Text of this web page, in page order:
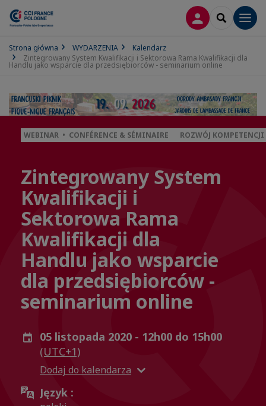
LOGOWANIE
SEARCH
Strona główna WYDARZENIA
Kalendarz
Zintegrowany System Kwalifikacji i Sektorowa Rama Kwalifikacji dla
Handlu jako wsparcie dla przedsiębiorców - seminarium online
WEBINAR • CONFÉRENCE & SÉMINAIRE ROZWÓJ KOMPETENCJI
Zintegrowany System
Kwalifikacji i
Sektorowa Rama
Kwalifikacji dla
Handlu jako wsparcie
dla przedsiębiorców -
seminarium online
05 listopada 2020 - 12h00 do 15h00
(UTC+1)
Dodaj do kalendarza
Język :